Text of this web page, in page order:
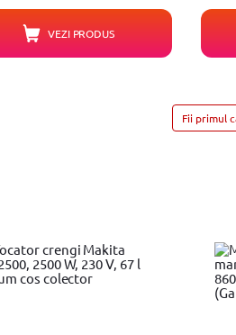
VEZI PRODUS
Fii primul